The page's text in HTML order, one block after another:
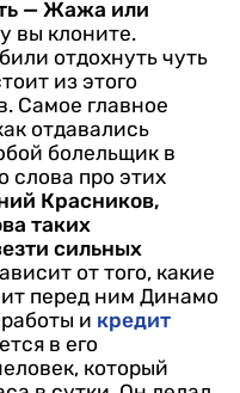
— Жажа или
вы клоните.
отдохнуть чуть
из этого
Самое главное
отдавались
болельщик в
слова про этих
Красников,
таких
сильных
от того, какие
перед ним Динамо
и кредит
в его
который